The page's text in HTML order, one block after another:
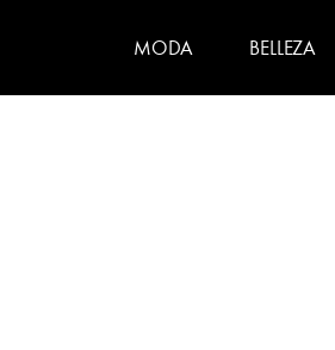
MODA BELLEZA